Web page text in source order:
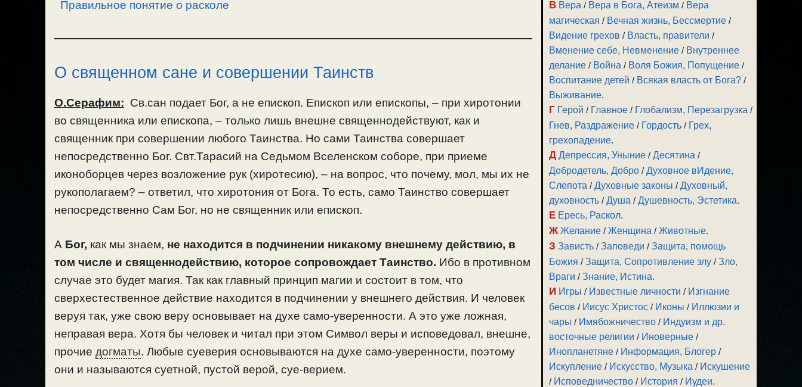
Правильное понятие о расколе
О священном сане и совершении Таинств
О.Серафим: Св.сан подает Бог, а не епископ. Епископ или епископы, – при хиротонии
во священника или епископа, – только лишь внешне священнодействуют, как и
священник при совершении любого Таинства. Но сами Таинства совершает
непосредственно Бог. Свт.Тарасий на Седьмом Вселенском соборе, при приеме
иконоборцев через возложение рук (хиротесию), – на вопрос, что почему, мол, мы их не
рукополагаем? – ответил, что хиротония от Бога. То есть, само Таинство совершает
непосредственно Сам Бог, но не священник или епископ.
А Бог, как мы знаем, не находится в подчинении никакому внешнему действию, в
том числе и священнодействию, которое сопровождает Таинство. Ибо в противном
случае это будет магия. Так как главный принцип магии и состоит в том, что
сверхестественное действие находится в подчинении у внешнего действия. И человек
веруя так, уже свою веру основывает на духе само-уверенности. А это уже ложная,
неправая вера. Хотя бы человек и читал при этом Символ веры и исповедовал, внешне,
прочие догматы. Любые суеверия основываются на духе само-уверенности, поэтому
они и называются суетной, пустой верой, суе-верием.
В Вера / Вера в Бога, Атеизм / Вера
магическая / Вечная жизнь, Бессмертие /
Видение грехов / Власть, правители /
Вменение себе, Невменение / Внутреннее
делание / Война / Воля Божия, Попущение /
Воспитание детей / Всякая власть от Бога? /
Выживание.
Г Герой / Главное / Глобализм, Перезагрузка /
Гнев, Раздражение / Гордость / Грех,
грехопадение.
Д Депрессия, Уныние /Десятина /
Добродетель, Добро /Духовное вИдение,
Слепота /Духовные законы /Духовный,
духовность /Душа /Душевность, Эстетика.
Е Ересь, Раскол.
Ж Желание /Женщина /Животные.
З Зависть /Заповеди /Защита, помощь
Божия /Защита, Сопротивление злу /Зло,
Враги /Знание, Истина.
И Игры / Известные личности / Изгнание
бесов / Иисус Христос / Иконы / Иллюзии и
чары / Имябожничество / Индуизм и др.
восточные религии / Иноверные /
Инопланетяне / Информация, Блогер /
Искупление / Искусство, Музыка / Искушение
/ Исповедничество / История / Иудеи.